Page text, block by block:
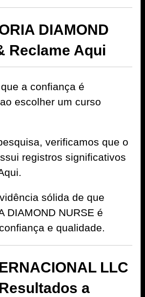
DIAMOND
Reclame Aqui
a confiança é
escolher um curso
verificamos que o
registros significativos
sólida de que
DIAMOND NURSE é
e qualidade.
LLC
a